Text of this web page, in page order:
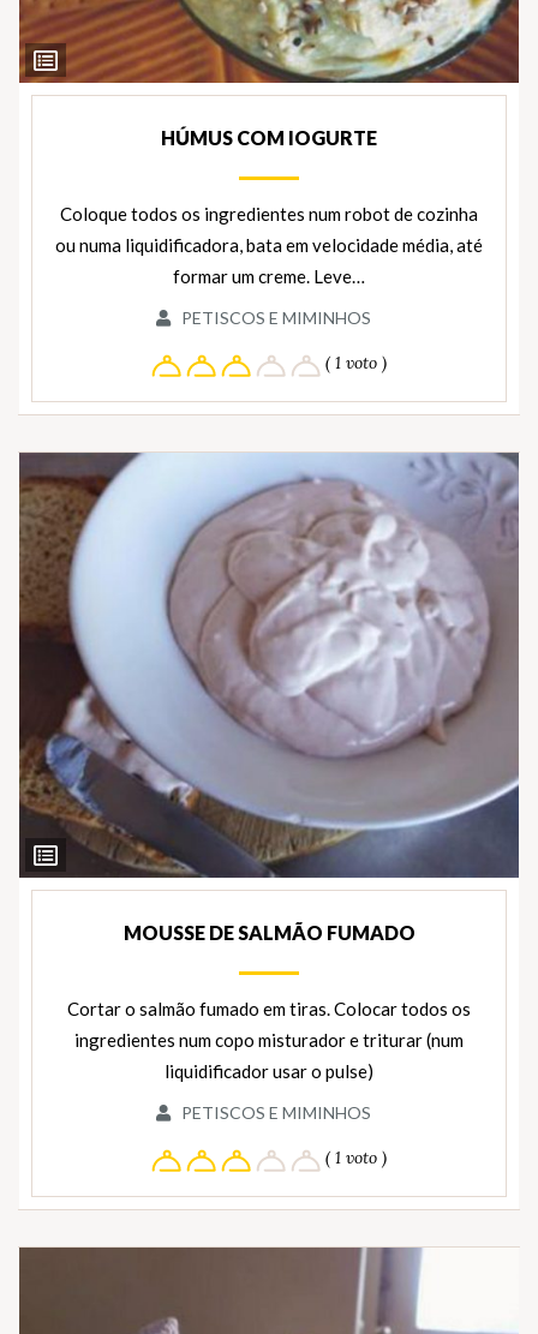
Ver
Ingredientes
HÚMUS COM IOGURTE
Coloque todos os ingredientes num robot de cozinha
ou numa liquidificadora, bata em velocidade média, até
formar um creme. Leve…
PETISCOS E MIMINHOS
( 1 voto )
Ver
Ingredientes
MOUSSE DE SALMÃO FUMADO
Cortar o salmão fumado em tiras. Colocar todos os
ingredientes num copo misturador e triturar (num
liquidificador usar o pulse)
PETISCOS E MIMINHOS
( 1 voto )